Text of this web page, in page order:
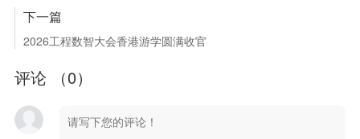
下一篇
2026工程数智大会香港游学圆满收官
评论 （0）